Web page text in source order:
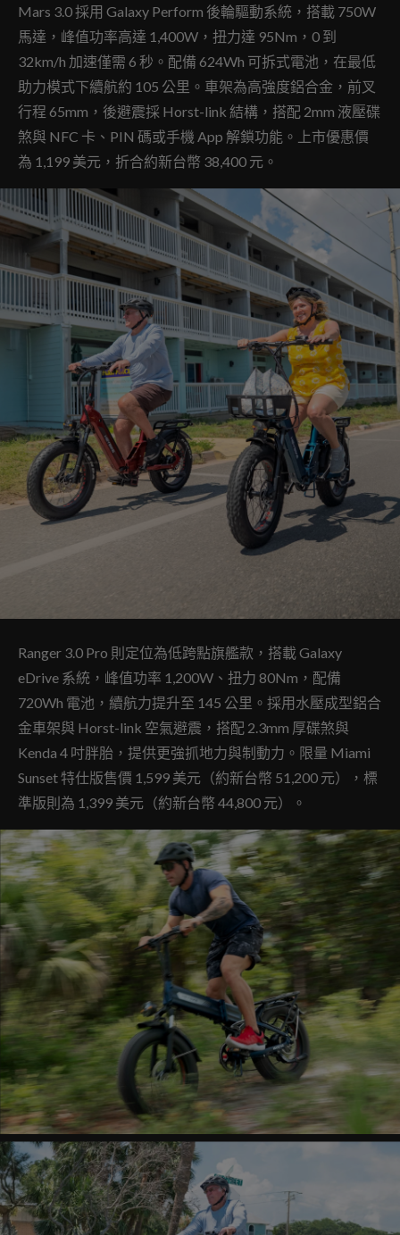
Mars 3.0 採用 Galaxy Perform 後輪驅動系統，搭載 750W
馬達，峰值功率高達 1,400W，扭力達 95Nm，0 到
32km/h 加速僅需 6 秒。配備 624Wh 可拆式電池，在最低
助力模式下續航約 105 公里。車架為高強度鋁合金，前叉
行程 65mm，後避震採 Horst-link 結構，搭配 2mm 液壓碟
煞與 NFC 卡、PIN 碼或手機 App 解鎖功能。上市優惠價
為 1,199 美元，折合約新台幣 38,400 元。
Ranger 3.0 Pro 則定位為低跨點旗艦款，搭載 Galaxy
eDrive 系統，峰值功率 1,200W、扭力 80Nm，配備
720Wh 電池，續航力提升至 145 公里。採用水壓成型鋁合
金車架與 Horst-link 空氣避震，搭配 2.3mm 厚碟煞與
Kenda 4 吋胖胎，提供更強抓地力與制動力。限量 Miami
Sunset 特仕版售價 1,599 美元（約新台幣 51,200 元），標
準版則為 1,399 美元（約新台幣 44,800 元）。